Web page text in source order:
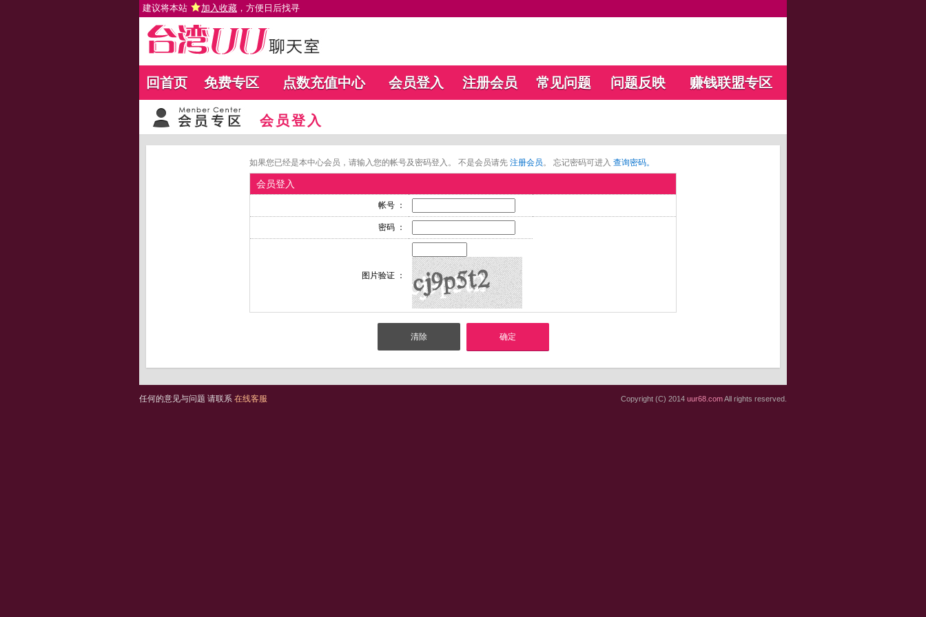
建议将本站 加入收藏 ，方便日后找寻
回首页 免费专区 点数充值中心 会员登入 注册会员 常见问题 问题反映 赚钱联盟专区
会员登入
如果您已经是本中心会员，请输入您的帐号及密码登入。 不是会员请先 注册会员。 忘记密码可进入 查询密码。
会员登入
帐号 ：
密码 ：
图片验证 ：
任何的意见与问题 请联系 在线客服 Copyright (C) 2014 uur68.comAll rights reserved.